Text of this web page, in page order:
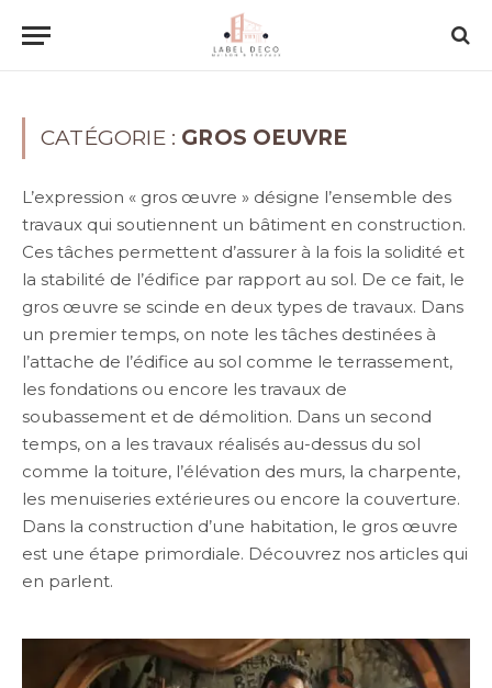
CATÉGORIE : GROS OEUVRE
L’expression « gros œuvre » désigne l’ensemble des
travaux qui soutiennent un bâtiment en construction.
Ces tâches permettent d’assurer à la fois la solidité et
la stabilité de l’édifice par rapport au sol. De ce fait, le
gros œuvre se scinde en deux types de travaux. Dans
un premier temps, on note les tâches destinées à
l’attache de l’édifice au sol comme le terrassement,
les fondations ou encore les travaux de
soubassement et de démolition. Dans un second
temps, on a les travaux réalisés au-dessus du sol
comme la toiture, l’élévation des murs, la charpente,
les menuiseries extérieures ou encore la couverture.
Dans la construction d’une habitation, le gros œuvre
est une étape primordiale. Découvrez nos articles qui
en parlent.